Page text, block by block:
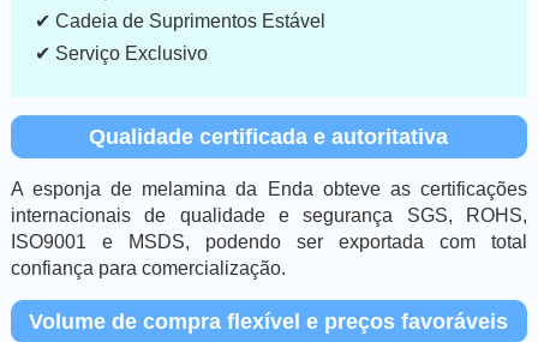
✔ Cadeia de Suprimentos Estável
✔ Serviço Exclusivo
Qualidade certificada e autoritativa
A esponja de melamina da Enda obteve as certificações
internacionais de qualidade e segurança SGS, ROHS,
ISO9001 e MSDS, podendo ser exportada com total
confiança para comercialização.
Volume de compra flexível e preços favoráveis